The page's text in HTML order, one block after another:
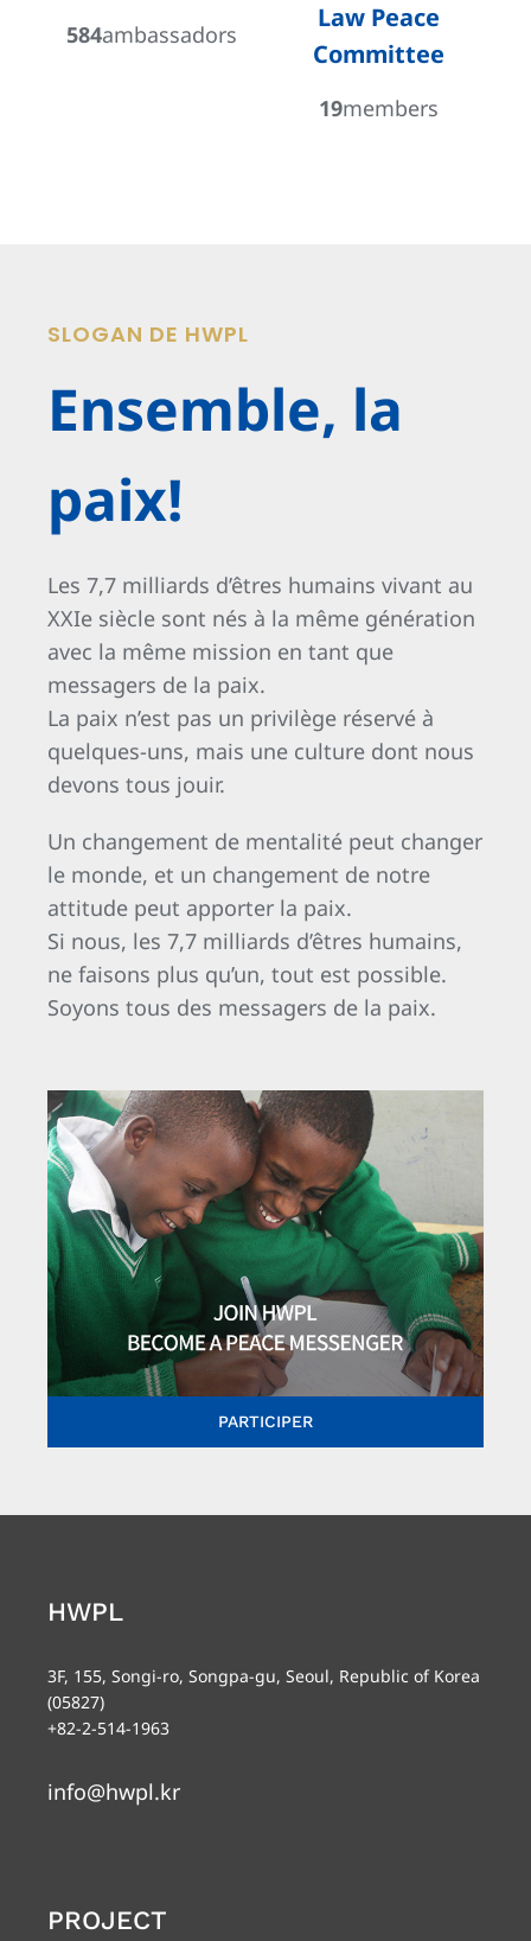
584ambassadors
Law Peace
Committee
19members
SLOGAN DE HWPL
Ensemble, la
paix!
Les 7,7 milliards d’êtres humains vivant au
XXIe siècle sont nés à la même génération
avec la même mission en tant que
messagers de la paix.
La paix n’est pas un privilège réservé à
quelques-uns, mais une culture dont nous
devons tous jouir.
Un changement de mentalité peut changer
le monde, et un changement de notre
attitude peut apporter la paix.
Si nous, les 7,7 milliards d’êtres humains,
ne faisons plus qu’un, tout est possible.
Soyons tous des messagers de la paix.
PARTICIPER
HWPL
3F, 155, Songi-ro, Songpa-gu, Seoul, Republic of Korea
(05827)
+82-2-514-1963
info@hwpl.kr
PROJECT